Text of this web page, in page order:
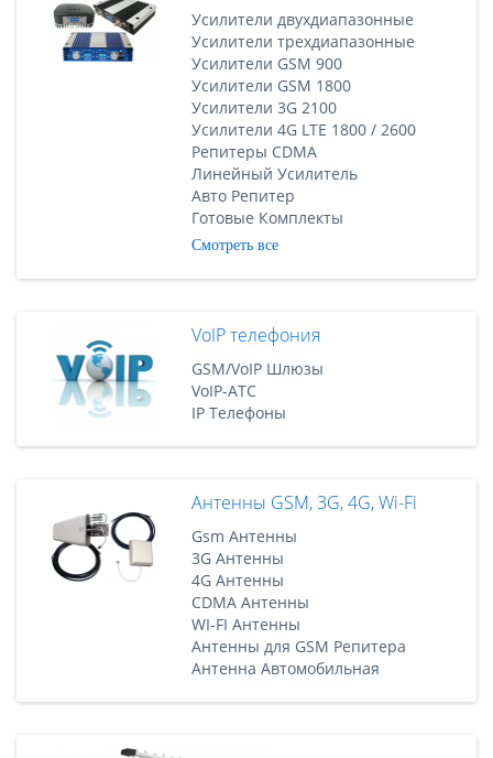
Усилители двухдиапазонные
Усилители трехдиапазонные
Усилители GSM 900
Усилители GSM 1800
Усилители 3G 2100
Усилители 4G LTE 1800 / 2600
Репитеры CDMA
Линейный Усилитель
Авто Репитер
Готовые Комплекты
Смотреть все
VoIP телефония
GSM/VoIP Шлюзы
VoIP-АТС
IP Телефоны
Антенны GSM, 3G, 4G, Wi-Fi
Gsm Антенны
3G Антенны
4G Антенны
CDMA Антенны
WI-FI Антенны
Антенны для GSM Репитера
Антенна Автомобильная